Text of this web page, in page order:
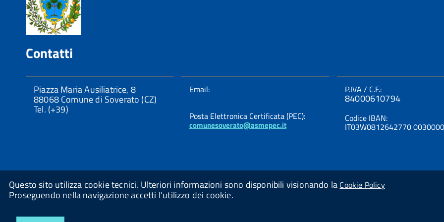
Questo sito utilizza cookie tecnici. Ulteriori informazioni sono disponibili visionando la Cookie Policy
Proseguendo nella navigazione accetti l’utilizzo dei cookie.
Contatti
Piazza Maria Ausiliatrice, 8
88068 Comune di Soverato (CZ)
Tel. (+39)
Email:
Posta Elettronica Certificata (PEC):
comunesoverato@asmepec.it
P.IVA / C.F.:
84000610794
Codice IBAN:
IT03W0812642770